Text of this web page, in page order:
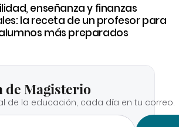
enseñanza y finanzas
la receta de un profesor para
más preparados
de Magisterio
de la educación, cada día en tu correo.